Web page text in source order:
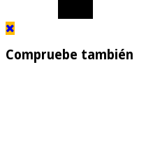
Compruebe también